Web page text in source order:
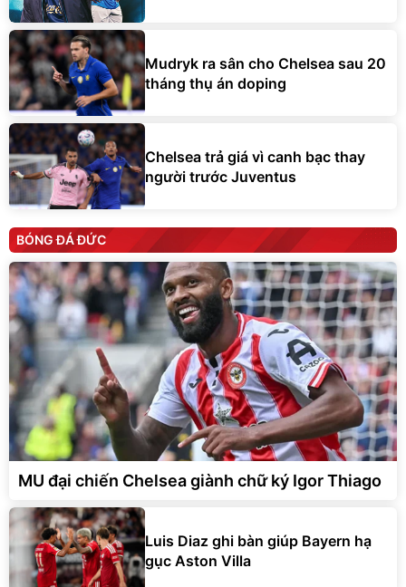
Mudryk ra sân cho Chelsea sau 20
tháng thụ án doping
Chelsea trả giá vì canh bạc thay
người trước Juventus
BÓNG ĐÁ ĐỨC
MU đại chiến Chelsea giành chữ ký Igor Thiago
Luis Diaz ghi bàn giúp Bayern hạ
gục Aston Villa